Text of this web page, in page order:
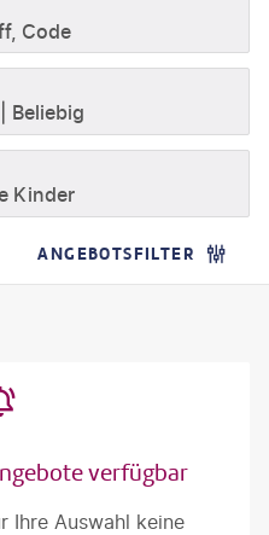
Code
Beliebig
Kinder
ANGEBOTSFILTER
verfügbar
Ihre Auswahl keine